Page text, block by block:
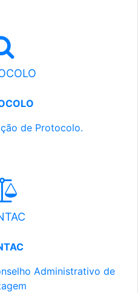
de Protocolo.
Administrativo de